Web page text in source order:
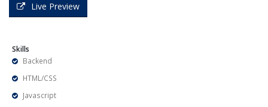
Live Preview
Skills
Backend
HTML/CSS
Javascript